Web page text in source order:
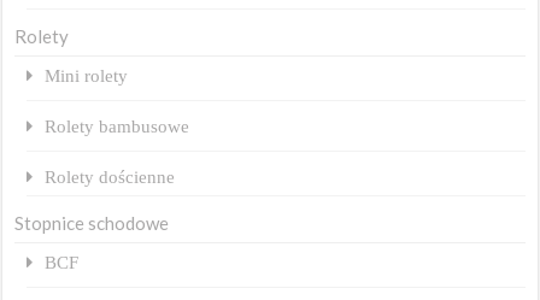
Rolety
Mini rolety
Rolety bambusowe
Rolety dościenne
Stopnice schodowe
BCF